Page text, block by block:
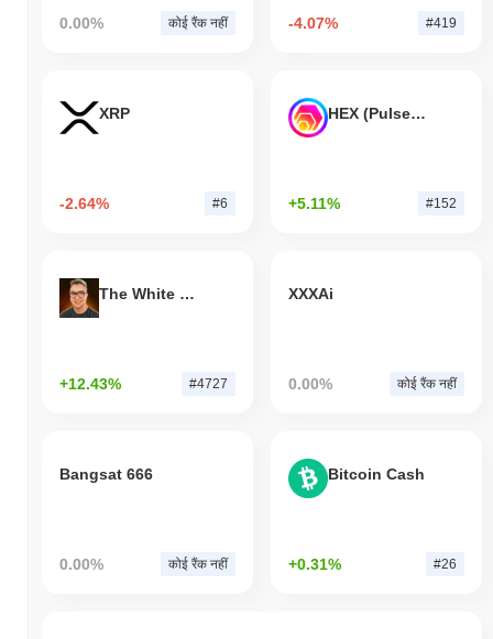
0.00% कोई रैंक नहीं -4.07% #419
XRP
-2.64% #6
HEX (Pulsechain)
+5.11% #152
The White Bull
+12.43% #4727
XXXAi
0.00% कोई रैंक नहीं
Bangsat 666
0.00% कोई रैंक नहीं
Bitcoin Cash
+0.31% #26